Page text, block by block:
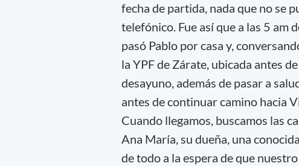
fecha de partida, nada que no se
telefónico. Fue así que a las 5 am
pasó Pablo por casa y,
la YPF de Zárate, ubicada antes
desayuno, además de pasar a
antes de continuar camino hacia
Cuando llegamos, buscamos las
Ana María, su dueña, una
de todo a la espera de que